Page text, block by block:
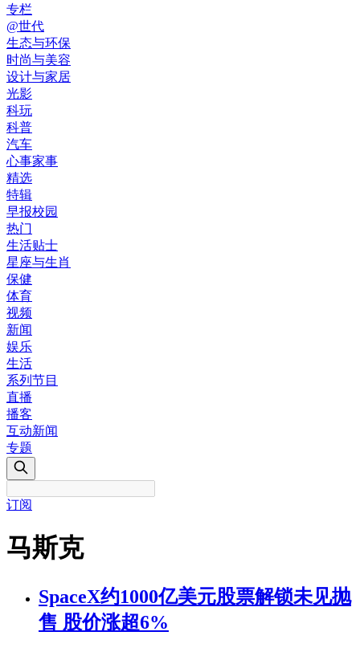
专栏
@世代
生态与环保
时尚与美容
设计与家居
光影
科玩
科普
汽车
心事家事
精选
特辑
早报校园
热门
生活贴士
星座与生肖
保健
体育
视频
新闻
娱乐
生活
系列节目
直播
播客
互动新闻
专题
订阅
马斯克
SpaceX约1000亿美元股票解锁未见抛
售 股价涨超6%